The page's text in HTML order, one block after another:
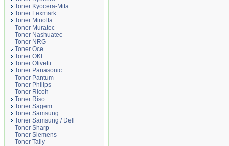
Toner Kyocera-Mita
Toner Lexmark
Toner Minolta
Toner Muratec
Toner Nashuatec
Toner NRG
Toner Oce
Toner OKI
Toner Olivetti
Toner Panasonic
Toner Pantum
Toner Philips
Toner Ricoh
Toner Riso
Toner Sagem
Toner Samsung
Toner Samsung / Dell
Toner Sharp
Toner Siemens
Toner Tally